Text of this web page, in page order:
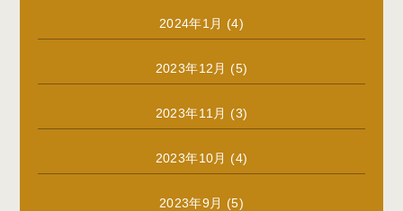
2024年1月 (4)
2023年12月 (5)
2023年11月 (3)
2023年10月 (4)
2023年9月 (5)